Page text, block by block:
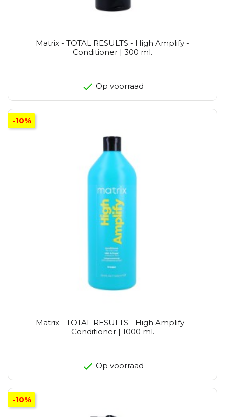
Matrix - TOTAL RESULTS - High Amplify -
Conditioner | 300 ml.
Op voorraad
Matrix - TOTAL RESULTS - High Amplify -
Conditioner | 1000 ml.
-10%
Op voorraad
-10%